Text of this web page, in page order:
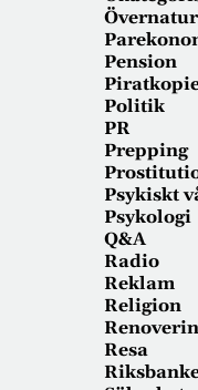
Pension
Politik
PR
Prepping
Psykiskt
Psykologi
Q&A
Radio
Reklam
Religion
Resa